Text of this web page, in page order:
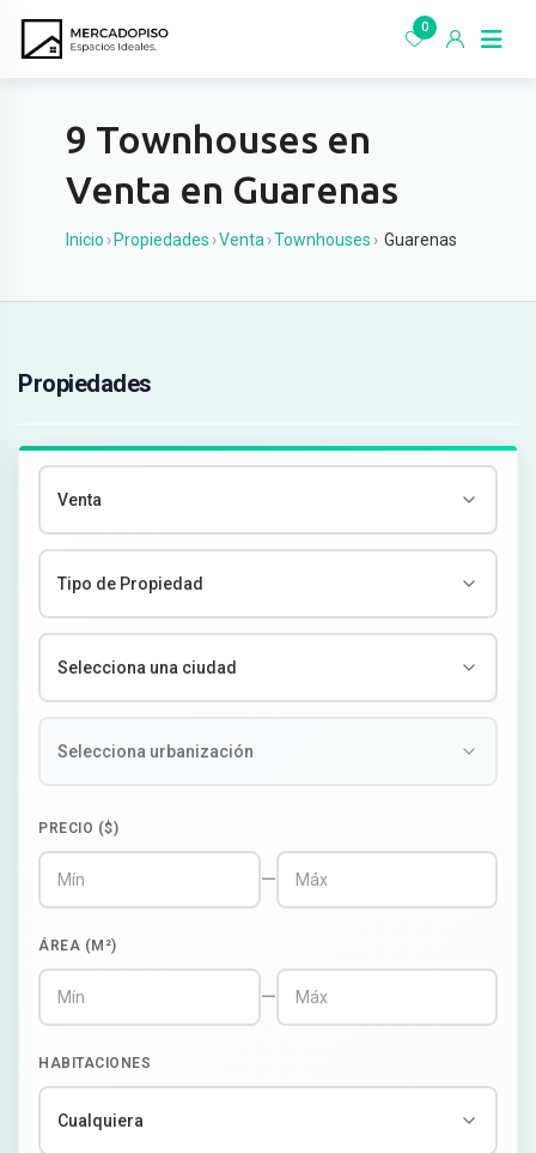
0
9 Townhouses en
Venta en Guarenas
Inicio › Propiedades ›Venta ›Townhouses › Guarenas
Propiedades
PRECIO ($)
—
ÁREA (M²)
—
HABITACIONES